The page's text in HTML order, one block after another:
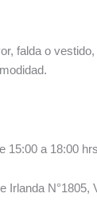
falda o
15:00 a 18:00
Irlanda N°1805,